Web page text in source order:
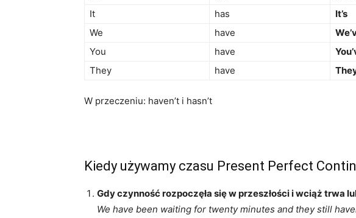
It
has
It’s
We
have
You
have
They
have
W przeczeniu: haven’t i hasn’t
Kiedy używamy czasu Present Perfect
Gdy czynność rozpoczęła się w przeszłości i wciąż trwa
We have been waiting for twenty minutes and they still